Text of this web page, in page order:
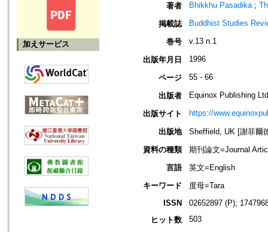
加えサービス
著者 Bhikkhu Pasadika ;
掲載誌 Buddhist Studies
巻号 v.13 n.1
出版年月日 1996
ページ 55 - 66
出版者 Equinox Publishing
出版サイト https://
出版地
Sheffield, UK [謝菲爾
資料の種類
期刊論文=Journal
言語
英文=English
キーワード
度母=Tara
ISSN
02652897 (P);
ヒット数
503